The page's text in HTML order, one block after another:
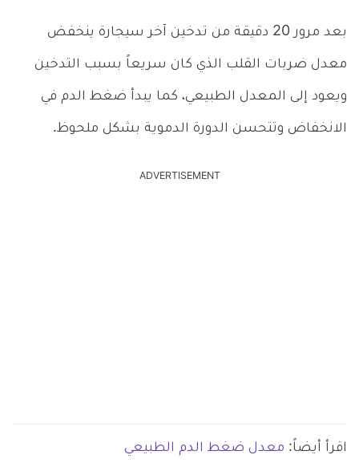
بعد مرور 20 دقيقة من تدخين آخر سيجارة ينخفض
معدل ضربات القلب الذي كان سريعاً بسبب التدخين
ويعود إلى المعدل الطبيعي، كما يبدأ ضغط الدم في
الانخفاض وتتحسن الدورة الدموية بشكل ملحوظ.
ADVERTISEMENT
اقرأ أيضاً: معدل ضغط الدم الطبيعي